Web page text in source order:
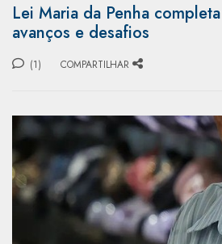
Lei Maria da Penha
avanços e desafios
(1) COMPARTILHAR